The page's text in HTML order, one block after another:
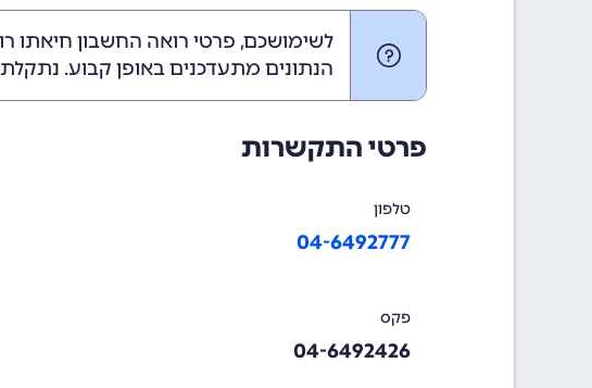
לשימושכם, פרטי רואה החשבון חיאתו
הנתונים מתעדכנים באופן קבוע.
פרטי התקשרות
טלפון
04-6492777
פקס
04-6492426